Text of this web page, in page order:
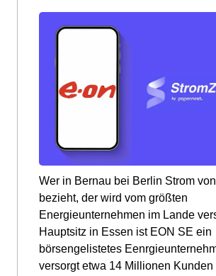
Wer in Bernau bei Berlin Strom von
bezieht, der wird vom größten
Energieunternehmen im Lande
Hauptsitz in Essen ist EON SE ein
börsengelistetes
versorgt etwa 14 Millionen Kunden